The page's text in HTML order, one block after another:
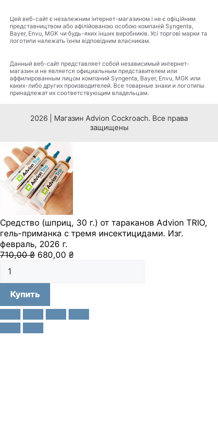
Цей веб-сайт є незалежним інтернет-магазином і не є офіційним
представництвом або афілійованою особою компаній Syngenta,
Bayer, Envu, MGK чи будь-яких інших виробників. Усі торгові марки та
логотипи належать їхнім відповідним власникам.
Данный веб-сайт представляет собой независимый интернет-
магазин и не является официальным представителем или
аффилированным лицом компаний Syngenta, Bayer, Envu, MGK или
каких-либо других производителей. Все товарные знаки и логотипы
принадлежат их соответствующим владельцам.
2026 | Магазин Advion Cockroach. Все права
защищены
Средство (шприц, 30 г.) от тараканов Advion TRIO,
гель-приманка с тремя инсектицидами. Изг.
февраль, 2026 г.
710,00₴ Первоначальная
710,00 ₴.
680,00 ₴
товара
Средство
(шприц,
30
г.)
Купить